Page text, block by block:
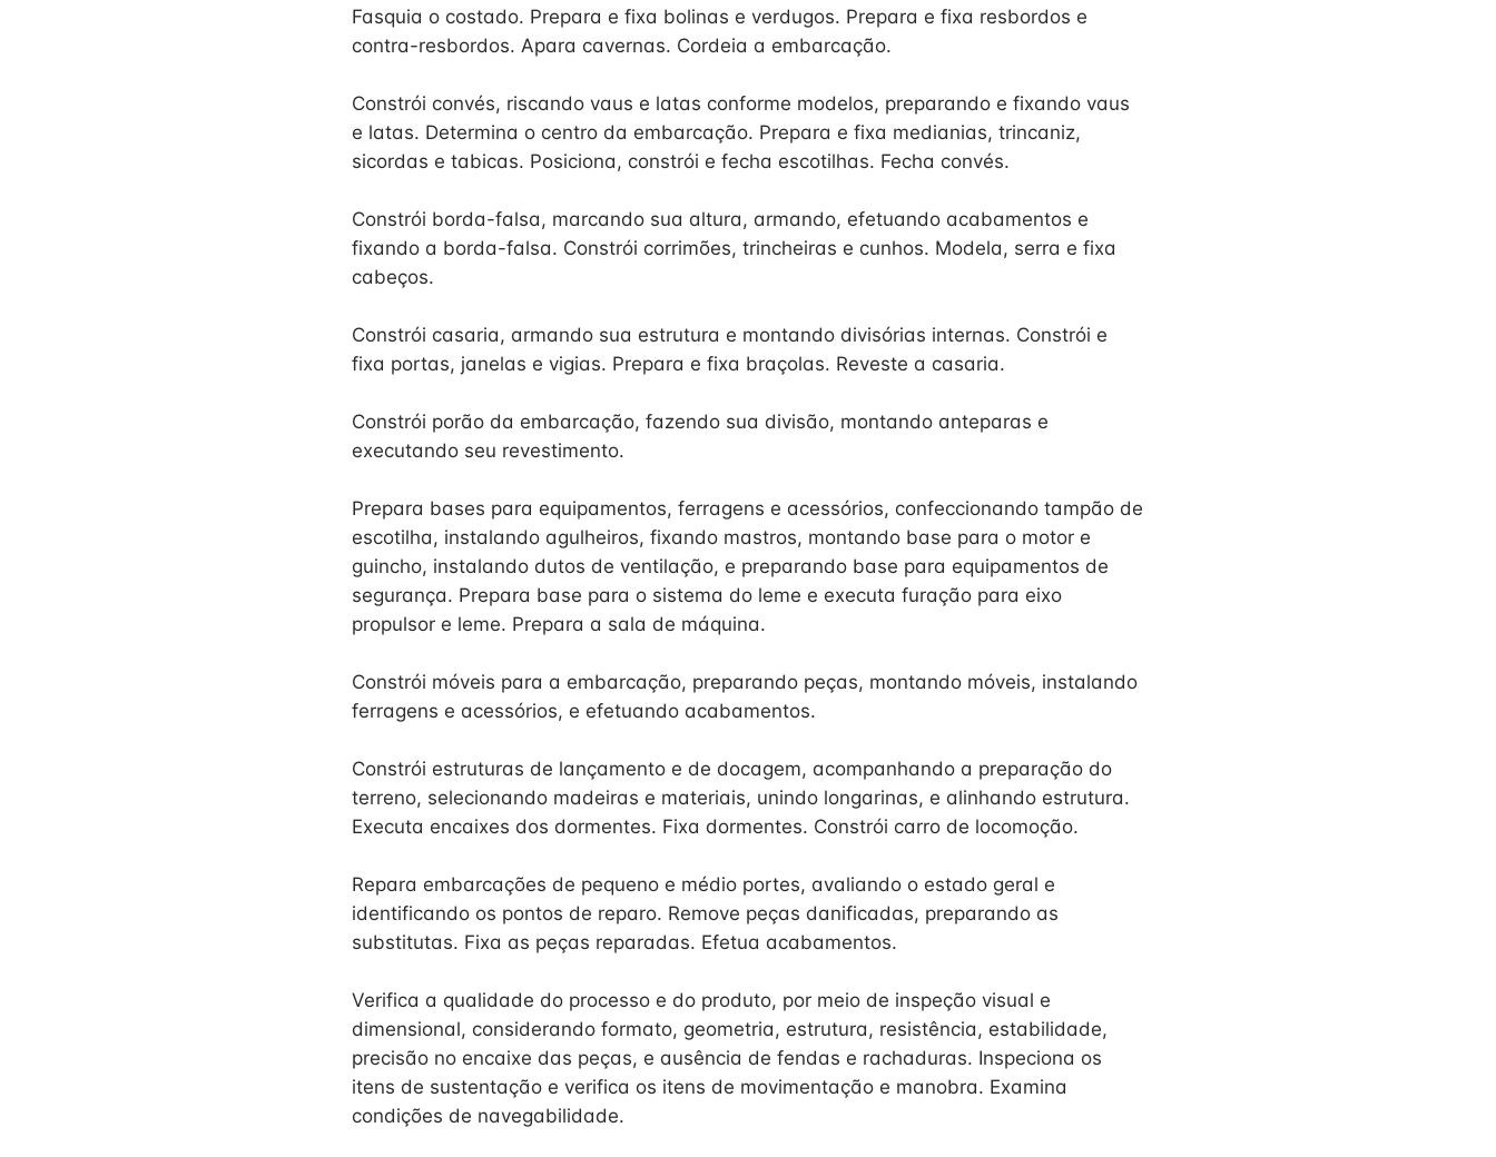
Fasquia o costado. Prepara e fixa bolinas e verdugos. Prepara e fixa resbordos e
contra-resbordos. Apara cavernas. Cordeia a embarcação.
Constrói convés, riscando vaus e latas conforme modelos, preparando e fixando vaus
e latas. Determina o centro da embarcação. Prepara e fixa medianias, trincaniz,
sicordas e tabicas. Posiciona, constrói e fecha escotilhas. Fecha convés.
Constrói borda-falsa, marcando sua altura, armando, efetuando acabamentos e
fixando a borda-falsa. Constrói corrimões, trincheiras e cunhos. Modela, serra e fixa
cabeços.
Constrói casaria, armando sua estrutura e montando divisórias internas. Constrói e
fixa portas, janelas e vigias. Prepara e fixa braçolas. Reveste a casaria.
Constrói porão da embarcação, fazendo sua divisão, montando anteparas e
executando seu revestimento.
Prepara bases para equipamentos, ferragens e acessórios, confeccionando tampão de
escotilha, instalando agulheiros, fixando mastros, montando base para o motor e
guincho, instalando dutos de ventilação, e preparando base para equipamentos de
segurança. Prepara base para o sistema do leme e executa furação para eixo
propulsor e leme. Prepara a sala de máquina.
Constrói móveis para a embarcação, preparando peças, montando móveis, instalando
ferragens e acessórios, e efetuando acabamentos.
Constrói estruturas de lançamento e de docagem, acompanhando a preparação do
terreno, selecionando madeiras e materiais, unindo longarinas, e alinhando estrutura.
Executa encaixes dos dormentes. Fixa dormentes. Constrói carro de locomoção.
Repara embarcações de pequeno e médio portes, avaliando o estado geral e
identificando os pontos de reparo. Remove peças danificadas, preparando as
substitutas. Fixa as peças reparadas. Efetua acabamentos.
Verifica a qualidade do processo e do produto, por meio de inspeção visual e
dimensional, considerando formato, geometria, estrutura, resistência, estabilidade,
precisão no encaixe das peças, e ausência de fendas e rachaduras. Inspeciona os
itens de sustentação e verifica os itens de movimentação e manobra. Examina
condições de navegabilidade.